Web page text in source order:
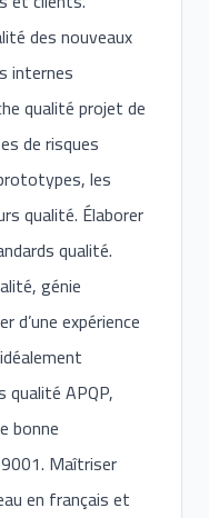
des nouveaux
internes
qualité projet de
de risques
les
qualité. Élaborer
qualité.
génie
d’une expérience
APQP,
bonne
Maîtriser
en français et